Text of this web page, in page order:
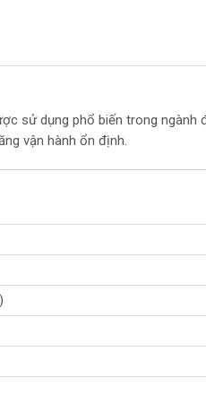
sử dụng phổ biến trong ngành
vận hành ổn định.